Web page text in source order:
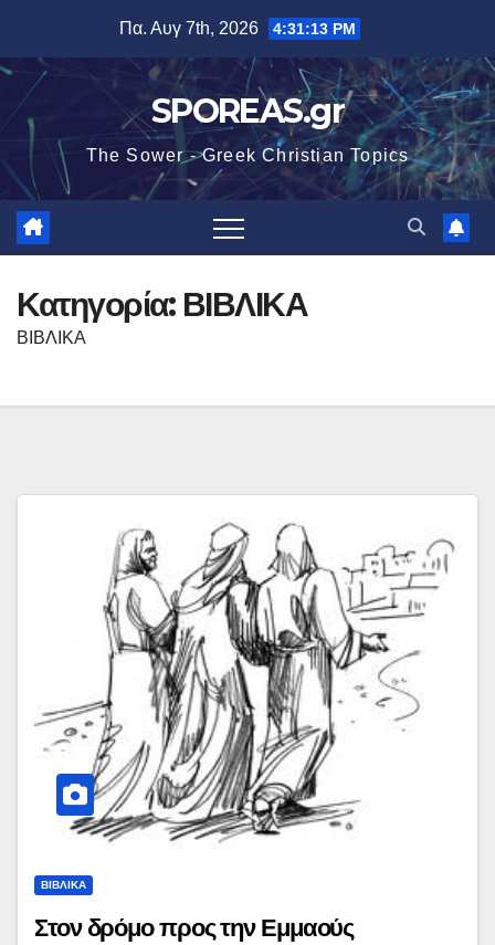
περιεχόμενο
Πα. Αυγ 7th, 2026 4:31:13 PM
SPOREAS.gr
The Sower - Greek Christian Topics
Κατηγορία: ΒΙΒΛΙΚΑ
ΒΙΒΛΙΚΑ
ΒΙΒΛΙΚΑ
Στον δρόμο προς την Εμμαούς